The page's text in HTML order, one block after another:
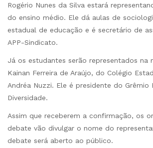
Rogério Nunes da Silva estará
do ensino médio. Ele dá aulas de
estadual de educação e é secretário de
APP-Sindicato.
Já os estudantes serão representados na
Kainan Ferreira de Araújo, do Colégio
Andréa Nuzzi. Ele é presidente do Grêmio
Diversidade.
Assim que receberem a confirmação, os
debate vão divulgar o nome do
debate será aberto ao público.